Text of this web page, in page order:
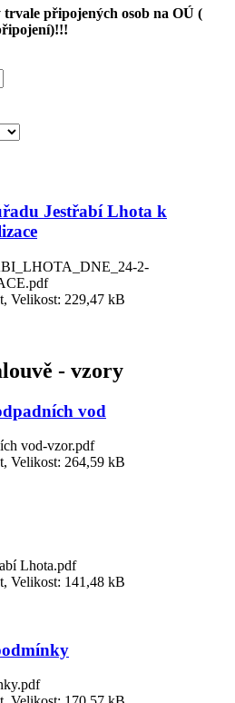
trvale připojených osob na OÚ (
Jestřabí Lhota k
2-
Velikost: 229,47 kB
- vzory
vod
vod-vzor.pdf
Velikost: 264,59 kB
Lhota.pdf
Velikost: 141,48 kB